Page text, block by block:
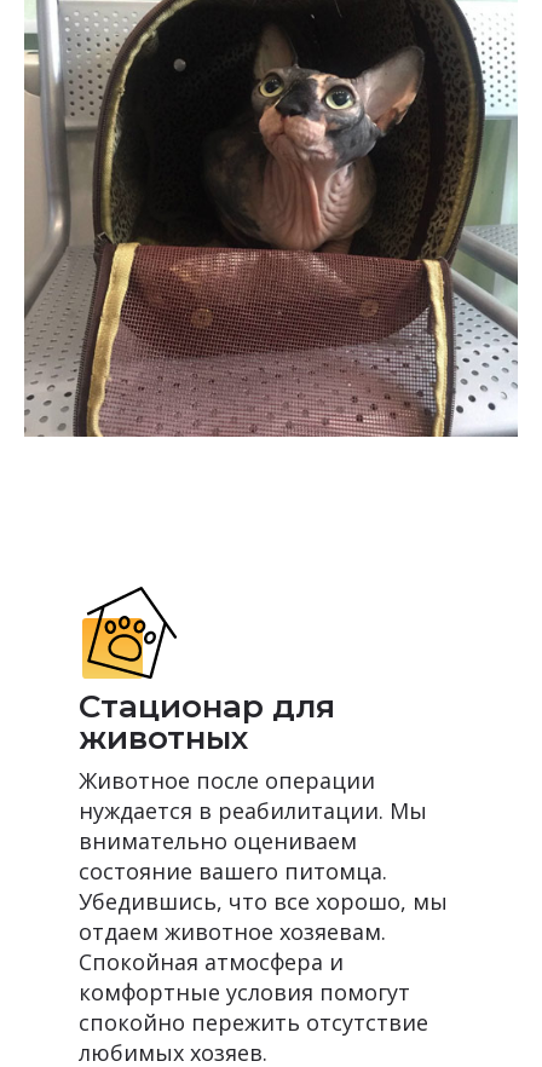
Стационар для
животных
Животное после операции
нуждается в реабилитации. Мы
внимательно оцениваем
состояние вашего питомца.
Убедившись, что все хорошо, мы
отдаем животное хозяевам.
Спокойная атмосфера и
комфортные условия помогут
спокойно пережить отсутствие
любимых хозяев.